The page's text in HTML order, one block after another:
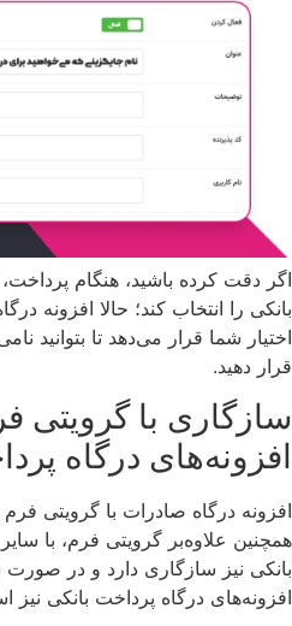
اگر دقت کرده باشید، هنگام
بانکی را انتخاب کند؛ حالا افزونه
اختیار شما قرار می‌دهد تا بتوانید
قرار دهید.
سازگاری با گرویتی
افزونه‌های درگاه
افزونه درگاه صادرات با گرویتی
همچنین علاوه‌بر گرویتی فرم، با
بانکی نیز سازگاری دارد و در صورت
افزونه‌های درگاه پرداخت بانکی نیز